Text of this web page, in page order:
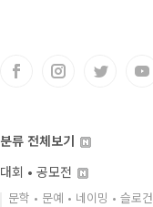
분류 전체보기
대회 • 공모전
문학 • 문예 • 네이밍 • 슬로건